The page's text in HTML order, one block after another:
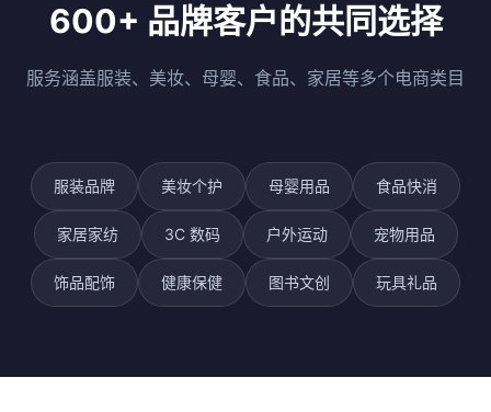
600+ 品牌客户的共同选择
服务涵盖服装、美妆、母婴、食品、家居等多个电商类目
服装品牌 美妆个护 母婴用品 食品快消
家居家纺 3C 数码 户外运动 宠物用品
饰品配饰 健康保健 图书文创 玩具礼品